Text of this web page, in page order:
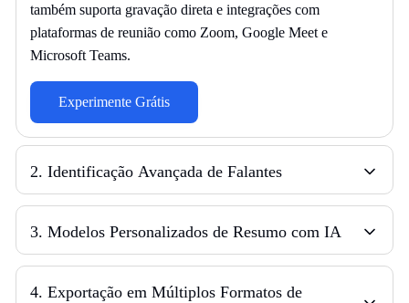
também suporta gravação direta e integrações com
plataformas de reunião como Zoom, Google Meet e
Microsoft Teams.
Experimente Grátis
2. Identificação Avançada de Falantes
3. Modelos Personalizados de Resumo com IA
4. Exportação em Múltiplos Formatos de